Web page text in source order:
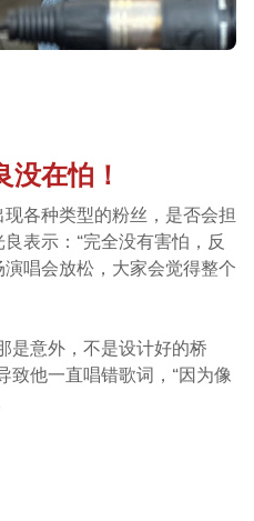
在怕！
各种类型的粉丝，是否会担
表示：“完全没有害怕，反
唱会放松，大家会觉得整个
是意外，不是设计好的桥
致他一直唱错歌词，“因为像